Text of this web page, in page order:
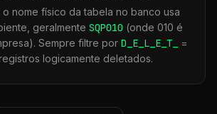
nome físico da tabela no banco usa
geralmente SQP010 (onde 010 é
Sempre filtre por D_E_L_E_T_
=
logicamente deletados.